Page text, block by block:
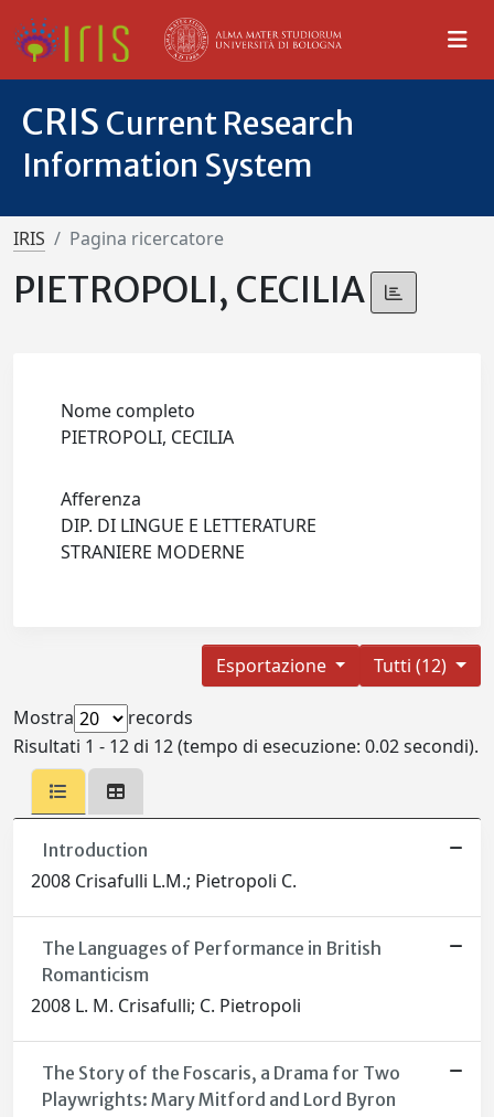
CRIS Current Research
Information System
IRIS Pagina ricercatore
PIETROPOLI, CECILIA
Nome completo
PIETROPOLI, CECILIA
Afferenza
DIP. DI LINGUE E LETTERATURE
STRANIERE MODERNE
Tutti (12)
Esportazione
Mostra
records
Risultati 1 - 12 di 12 (tempo di esecuzione: 0.02 secondi).
Introduction
2008 Crisafulli L.M.; Pietropoli C.
The Languages of Performance in British
Romanticism
2008 L. M. Crisafulli; C. Pietropoli
The Story of the Foscaris, a Drama for Two
Playwrights: Mary Mitford and Lord Byron